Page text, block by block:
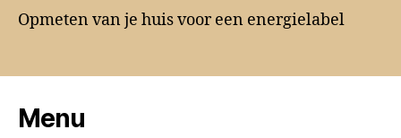
Opmeten van je huis voor een energielabel
Menu